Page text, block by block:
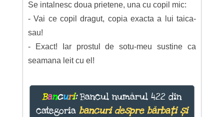
Se intalnesc doua prietene, una cu copil mic:
- Vai ce copil dragut, copia exacta a lui taica-
sau!
- Exact! Iar prostul de sotu-meu sustine ca
seamana leit cu el!
Bancuri:Bancul numărul 422 din
categoria bancuri despre bărbați și